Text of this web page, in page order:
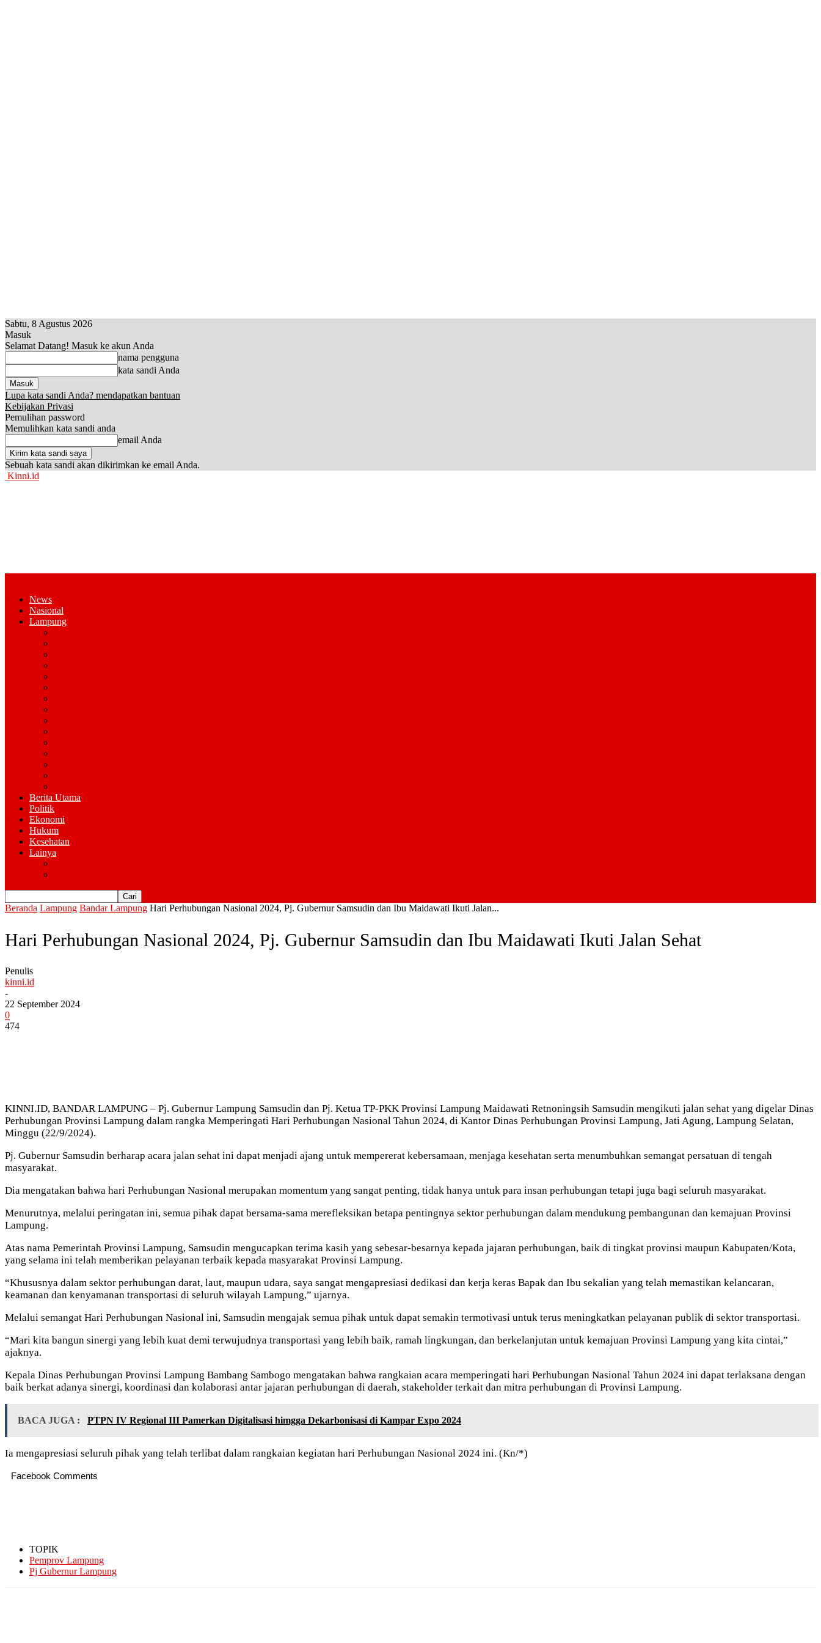
Sabtu, 8 Agustus 2026
Masuk
Selamat Datang! Masuk ke akun Anda
nama pengguna
kata sandi Anda
Lupa kata sandi Anda? mendapatkan bantuan
Kebijakan Privasi
Pemulihan password
Memulihkan kata sandi anda
email Anda
Sebuah kata sandi akan dikirimkan ke email Anda.
Kinni.id
News
Nasional
Lampung
Berita Utama
Politik
Ekonomi
Hukum
Kesehatan
Lainya
Beranda Lampung Bandar Lampung Hari Perhubungan Nasional 2024, Pj. Gubernur Samsudin dan Ibu Maidawati Ikuti Jalan...
Hari Perhubungan Nasional 2024, Pj. Gubernur Samsudin dan Ibu Maidawati Ikuti Jalan Sehat
Penulis
kinni.id
-
22 September 2024
0
474
KINNI.ID, BANDAR LAMPUNG – Pj. Gubernur Lampung Samsudin dan Pj. Ketua TP-PKK Provinsi Lampung Maidawati Retnoningsih Samsudin mengikuti jalan sehat yang digelar Dinas
Perhubungan Provinsi Lampung dalam rangka Memperingati Hari Perhubungan Nasional Tahun 2024, di Kantor Dinas Perhubungan Provinsi Lampung, Jati Agung, Lampung Selatan,
Minggu (22/9/2024).
Pj. Gubernur Samsudin berharap acara jalan sehat ini dapat menjadi ajang untuk mempererat kebersamaan, menjaga kesehatan serta menumbuhkan semangat persatuan di tengah
masyarakat.
Dia mengatakan bahwa hari Perhubungan Nasional merupakan momentum yang sangat penting, tidak hanya untuk para insan perhubungan tetapi juga bagi seluruh masyarakat.
Menurutnya, melalui peringatan ini, semua pihak dapat bersama-sama merefleksikan betapa pentingnya sektor perhubungan dalam mendukung pembangunan dan kemajuan Provinsi
Lampung.
Atas nama Pemerintah Provinsi Lampung, Samsudin mengucapkan terima kasih yang sebesar-besarnya kepada jajaran perhubungan, baik di tingkat provinsi maupun Kabupaten/Kota,
yang selama ini telah memberikan pelayanan terbaik kepada masyarakat Provinsi Lampung.
“Khususnya dalam sektor perhubungan darat, laut, maupun udara, saya sangat mengapresiasi dedikasi dan kerja keras Bapak dan Ibu sekalian yang telah memastikan kelancaran,
keamanan dan kenyamanan transportasi di seluruh wilayah Lampung,” ujarnya.
Melalui semangat Hari Perhubungan Nasional ini, Samsudin mengajak semua pihak untuk dapat semakin termotivasi untuk terus meningkatkan pelayanan publik di sektor transportasi.
“Mari kita bangun sinergi yang lebih kuat demi terwujudnya transportasi yang lebih baik, ramah lingkungan, dan berkelanjutan untuk kemajuan Provinsi Lampung yang kita cintai,”
ajaknya.
Kepala Dinas Perhubungan Provinsi Lampung Bambang Sambogo mengatakan bahwa rangkaian acara memperingati hari Perhubungan Nasional Tahun 2024 ini dapat terlaksana dengan
baik berkat adanya sinergi, koordinasi dan kolaborasi antar jajaran perhubungan di daerah, stakeholder terkait dan mitra perhubungan di Provinsi Lampung.
BACA JUGA : PTPN IV Regional III Pamerkan Digitalisasi himgga Dekarbonisasi di Kampar Expo 2024
Ia mengapresiasi seluruh pihak yang telah terlibat dalam rangkaian kegiatan hari Perhubungan Nasional 2024 ini. (Kn/*)
Facebook Comments
TOPIK
Pemprov Lampung
Pj Gubernur Lampung